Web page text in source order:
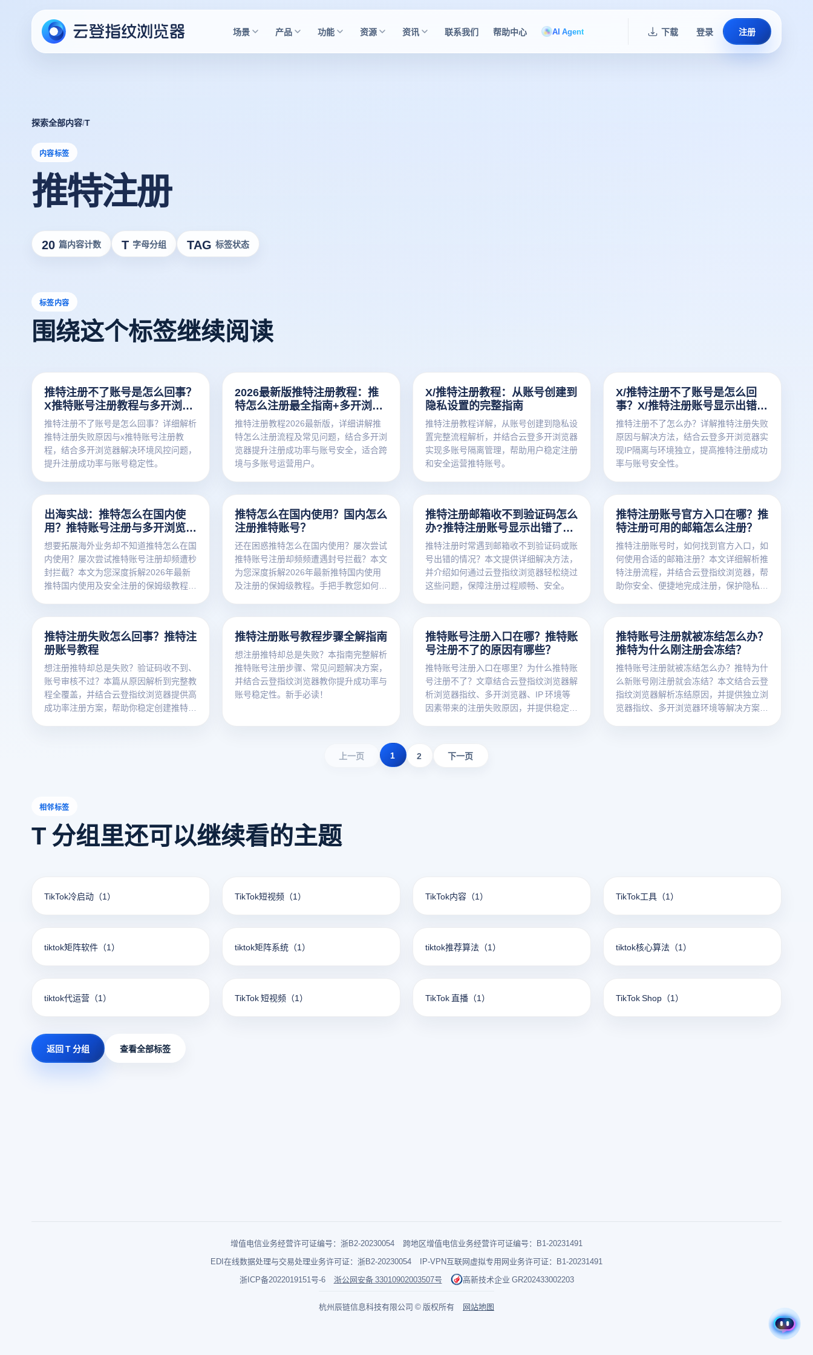
场景 产品 功能 资源 资讯 联系我们 帮助中心 AI Agent 下载 登录 注册
探索全部内容/T
内容标签
推特注册
20 篇内容计数 T 字母分组 TAG 标签状态
标签内容
围绕这个标签继续阅读
推特注册不了账号是怎么回事？
X推特账号注册教程与多开浏览
器解决方案
推特注册不了账号是怎么回事？详细解析
推特注册失败原因与x推特账号注册教
程，结合多开浏览器解决环境风控问题，
提升注册成功率与账号稳定性。
2026最新版推特注册教程：推
特怎么注册最全指南+多开浏览
器高效运营方案
推特注册教程2026最新版，详细讲解推
特怎么注册流程及常见问题，结合多开浏
览器提升注册成功率与账号安全，适合跨
境与多账号运营用户。
X/推特注册教程：从账号创建到
隐私设置的完整指南
推特注册教程详解，从账号创建到隐私设
置完整流程解析，并结合云登多开浏览器
实现多账号隔离管理，帮助用户稳定注册
和安全运营推特账号。
X/推特注册不了账号是怎么回
事？X/推特注册账号显示出错了
怎么办？
推特注册不了怎么办？详解推特注册失败
原因与解决方法，结合云登多开浏览器实
现IP隔离与环境独立，提高推特注册成功
率与账号安全性。
出海实战：推特怎么在国内使
用？推特账号注册与多开浏览器
防封全攻略
想要拓展海外业务却不知道推特怎么在国
内使用？屡次尝试推特账号注册却频遭秒
封拦截？本文为您深度拆解2026年最新
推特国内使用及安全注册的保姆级教程。
现海外社媒多账号矩阵高效引流！点击获
取独家实操防封指南。
推特怎么在国内使用？国内怎么
注册推特账号？
还在困惑推特怎么在国内使用？屡次尝试
推特账号注册却频频遭遇封号拦截？本文
为您深度拆解2026年最新推特国内使用
及注册的保姆级教程。手把手教您如何结
海外社媒多账号矩阵高效引流！点击获取
独家防封实操攻略。
推特注册邮箱收不到验证码怎么
办?推特注册账号显示出错了怎
么办?
推特注册时常遇到邮箱收不到验证码或账
号出错的情况？本文提供详细解决方法，
并介绍如何通过云登指纹浏览器轻松绕过
这些问题，保障注册过程顺畅、安全。
推特注册账号官方入口在哪？推
特注册可用的邮箱怎么注册？
推特注册账号时，如何找到官方入口，如
何使用合适的邮箱注册？本文详细解析推
特注册流程，并结合云登指纹浏览器，帮
助你安全、便捷地完成注册，保护隐私，
推特注册失败怎么回事？推特注
册账号教程
想注册推特却总是失败？验证码收不到、
账号审核不过？本篇从原因解析到完整教
程全覆盖，并结合云登指纹浏览器提供高
成功率注册方案，帮助你稳定创建推特账
推特注册账号教程步骤全解指南
想注册推特却总是失败？本指南完整解析
推特账号注册步骤、常见问题解决方案，
并结合云登指纹浏览器教你提升成功率与
账号稳定性。新手必读！
推特账号注册入口在哪？推特账
号注册不了的原因有哪些？
推特账号注册入口在哪里？为什么推特账
号注册不了？文章结合云登指纹浏览器解
析浏览器指纹、多开浏览器、IP 环境等
因素带来的注册失败原因，并提供稳定、
推特账号注册就被冻结怎么办？
推特为什么刚注册会冻结？
推特账号注册就被冻结怎么办？推特为什
么新账号刚注册就会冻结？本文结合云登
指纹浏览器解析冻结原因，并提供独立浏
览器指纹、多开浏览器环境等解决方案，
上一页 1 2 下一页
相邻标签
T 分组里还可以继续看的主题
TikTok冷启动 （1） TikTok短视频 （1） TikTok内容 （1） TikTok工具 （1）
tiktok矩阵软件 （1） tiktok矩阵系统 （1） tiktok推荐算法 （1） tiktok核心算法 （1）
tiktok代运营 （1） TikTok 短视频 （1） TikTok 直播 （1） TikTok Shop （1）
返回 T 分组 查看全部标签
增值电信业务经营许可证编号：浙B2-20230054
跨地区增值电信业务经营许可证编号：B1-20231491
EDI在线数据处理与交易处理业务许可证：浙B2-20230054
IP-VPN互联网虚拟专用网业务许可证：B1-20231491
浙ICP备2022019151号-6
浙公网安备 33010902003507号 高新技术企业 GR202433002203
杭州辰链信息科技有限公司 © 版权所有 网站地图